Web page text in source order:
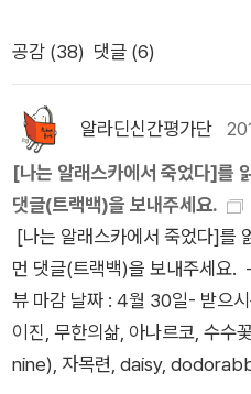
카 인디언 장로, 오렌 추장 또 이
가를 계획하는 사이에 일어나는
고 가끔씩 되새겨 보렵니다. 10
무리하면서 내맘대로 베스트 5
후반기에 읽었던 책들이
주로 선정되었네요. ^_^~ 베스
보니 에세이 분야에서 활동할
모두 망라할 수 있는 장르라는
았어요!!! 아쉽게도 11기 신간
떻게든 숙제는 해야 한다는 강
미적 감수성과 예술적인 노력에
간평가단 마지막 리뷰를 쓰고,
도 품지 말자고 생각했다. 속절
물끄러미 지켜보듯, 눈 앞에서
는 내 굳은 의지와는 별도로 내
음을, 그래서 이 짧은 봄이 더 아
숙제에서 벗어나니 한편으로는
션! 1) 10기 신간평가단 도서 중
이슨의 대단한 호주 여행기>를
해도 절대로 이런 책을 쓸 수
만 할 줄 알았었다.암튼 내가 엿
같아 보였고,그 일을 하는 그들
오'이고, '호시노 미치오'의 사진
사진에 관해서 아무것도 모르지
달랐다.스케일부터 웅장하고 담
사람의 영혼 따위를 담고 있는
다보고 있노라면, 사진을 매개로
느낌이었다.나에게 그런 느낌을
시노 미치오'가 이미 고인故人
알래스카에서 죽었다>를 통하
여행하는 나무>,<알래스카, 바
공감 (38) 댓글 (6)
알라딘신간평가단
[나는 알래스카에서 죽었다]를
댓글(트랙백)을 보내주세요.
[나는 알래스카에서 죽었다]를
먼 댓글(트랙백)을 보내주세요.
뷰 마감 날짜 : 4월 30일- 받으
이진, 무한의삶, 아나르코, 수
nine), 자목련, daisy,